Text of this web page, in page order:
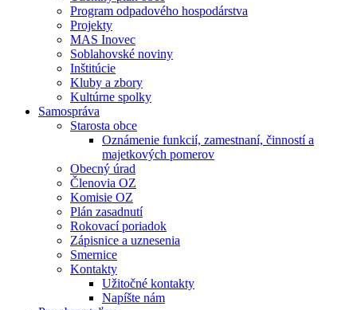
Program odpadového hospodárstva
Projekty
MAS Inovec
Soblahovské noviny
Inštitúcie
Kluby a zbory
Kultúrne spolky
Samospráva
Starosta obce
Oznámenie funkcií, zamestnaní, činností a
majetkových pomerov
Obecný úrad
Členovia OZ
Komisie OZ
Plán zasadnutí
Rokovací poriadok
Zápisnice a uznesenia
Smernice
Kontakty
Užitočné kontakty
Napíšte nám